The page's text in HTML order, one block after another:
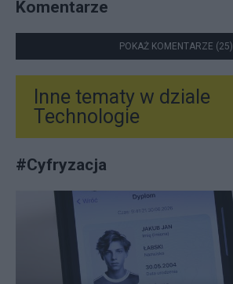
Komentarze
POKAŻ KOMENTARZE (25)
Inne tematy w dziale
Technologie
#Cyfryzacja